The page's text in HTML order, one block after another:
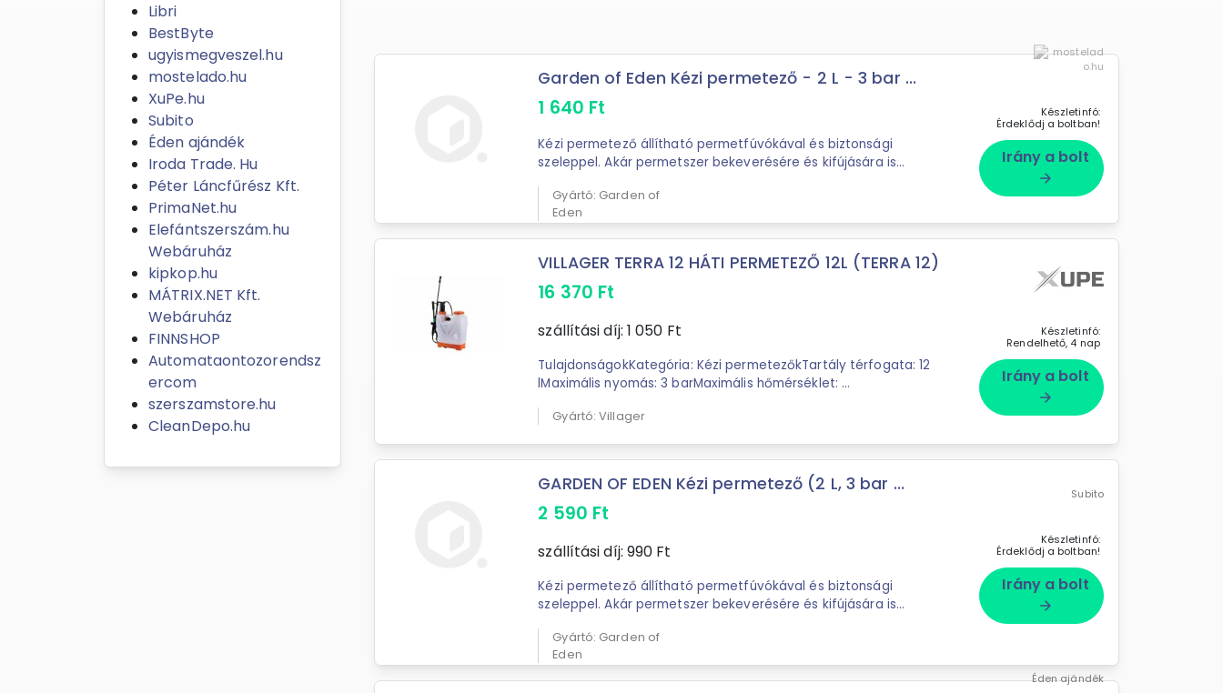
Libri
BestByte
ugyismegveszel.hu
mostelado.hu
XuPe.hu
Subito
Éden ajándék
Iroda Trade. Hu
Péter Láncfűrész Kft.
PrimaNet.hu
Elefántszerszám.hu
Webáruház
kipkop.hu
MÁTRIX.NET Kft.
Webáruház
FINNSHOP
Automataontozorendsz
ercom
szerszamstore.hu
CleanDepo.hu
Garden of Eden Kézi permetező - 2 L - 3 bar ...
1 640 Ft
Kézi permetező állítható permetfúvókával és biztonsági
szeleppel. Akár permetszer bekeverésére és kifújására is
Gyártó: Garden of
Eden
Készletinfó:
Érdeklődj a boltban!
Irány a bolt
arrow_forward
VILLAGER TERRA 12 HÁTI PERMETEZŐ 12L (TERRA 12)
16 370 Ft
szállítási díj: 1 050 Ft
TulajdonságokKategória: Kézi permetezőkTartály térfogata: 12
lMaximális nyomás: 3 barMaximális hőmérséklet: ...
Gyártó: Villager
Készletinfó:
Rendelhető, 4 nap
Irány a bolt
arrow_forward
GARDEN OF EDEN Kézi permetező (2 L, 3 bar ...
2 590 Ft
szállítási díj: 990 Ft
Kézi permetező állítható permetfúvókával és biztonsági
szeleppel. Akár permetszer bekeverésére és kifújására is
Gyártó: Garden of
Eden
Subito
Készletinfó:
Érdeklődj a boltban!
Irány a bolt
arrow_forward
Éden ajándék